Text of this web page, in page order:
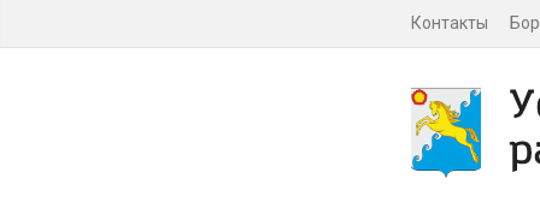
Контакты